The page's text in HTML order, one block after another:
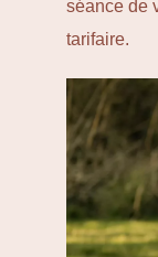
séance de
tarifaire.